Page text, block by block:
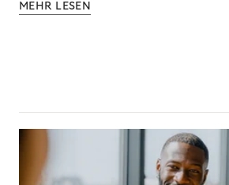
MEHR LESEN